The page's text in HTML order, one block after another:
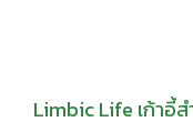
Limbic Life เก้าอี้